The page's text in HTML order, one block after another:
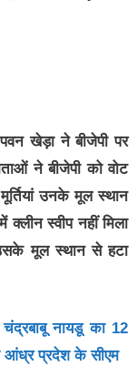
खेड़ा ने बीजेपी पर
ने बीजेपी को वोट
उनके मूल स्थान
स्वीप नहीं मिला
उसके मूल स्थान से हटा
नायडू का 12
आंध्र प्रदेश के सीएम